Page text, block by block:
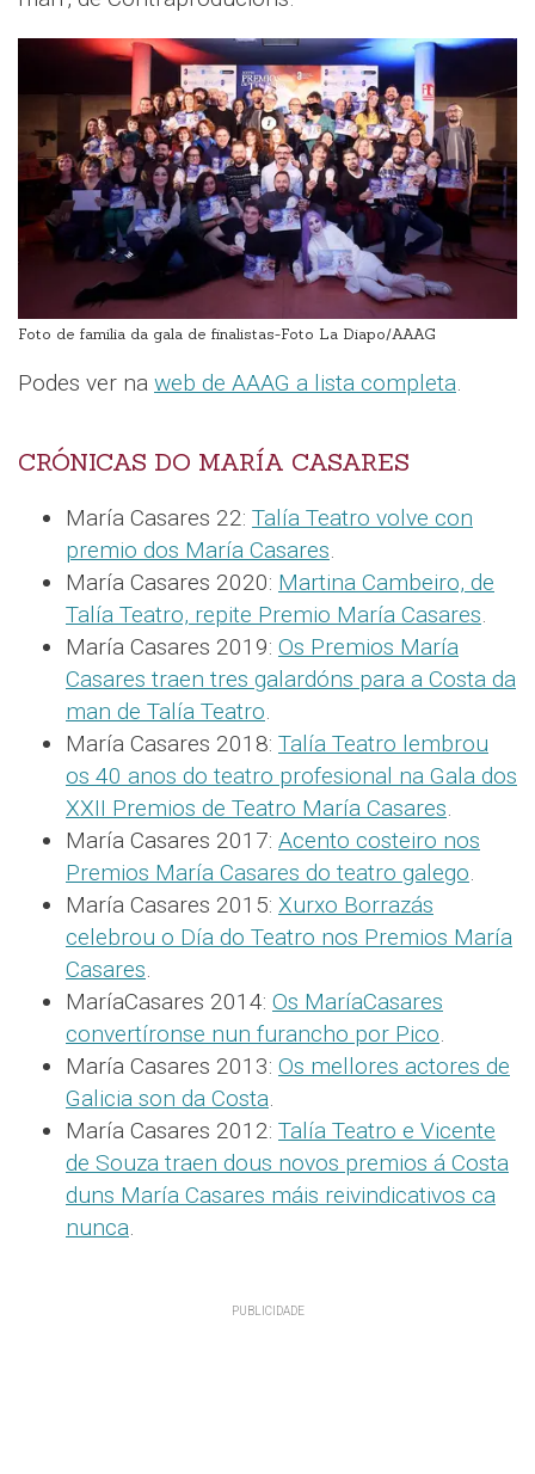
Foto de familia da gala de finalistas-Foto La Diapo/AAAG
Podes ver na web de AAAG a lista completa.
CRÓNICAS DO MARÍA CASARES
María Casares 22: Talía Teatro volve con
premio dos María Casares.
María Casares 2020: Martina Cambeiro, de
Talía Teatro, repite Premio María Casares.
María Casares 2019: Os Premios María
Casares traen tres galardóns para a Costa da
man de Talía Teatro.
María Casares 2018: Talía Teatro lembrou
os 40 anos do teatro profesional na Gala dos
XXII Premios de Teatro María Casares.
María Casares 2017: Acento costeiro nos
Premios María Casares do teatro galego.
María Casares 2015: Xurxo Borrazás
celebrou o Día do Teatro nos Premios María
Casares.
MaríaCasares 2014: Os MaríaCasares
convertíronse nun furancho por Pico.
María Casares 2013: Os mellores actores de
Galicia son da Costa.
María Casares 2012: Talía Teatro e Vicente
de Souza traen dous novos premios á Costa
duns María Casares máis reivindicativos ca
nunca.